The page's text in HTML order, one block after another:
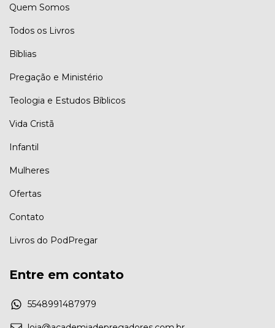
Quem Somos
Todos os Livros
Bíblias
Pregação e Ministério
Teologia e Estudos Bíblicos
Vida Cristã
Infantil
Mulheres
Ofertas
Contato
Livros do PodPregar
Entre em contato
5548991487979